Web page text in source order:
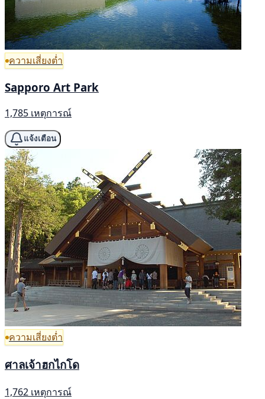
ความเสี่ยงต่ำ
Sapporo Art Park
1,785 เหตุการณ์
แจ้งเตือน
ความเสี่ยงต่ำ
ศาลเจ้าฮกไกโด
1,762 เหตุการณ์